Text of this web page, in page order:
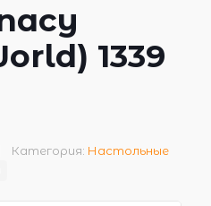
1339
Категория: Настольные